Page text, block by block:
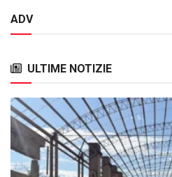
ADV
ULTIME NOTIZIE